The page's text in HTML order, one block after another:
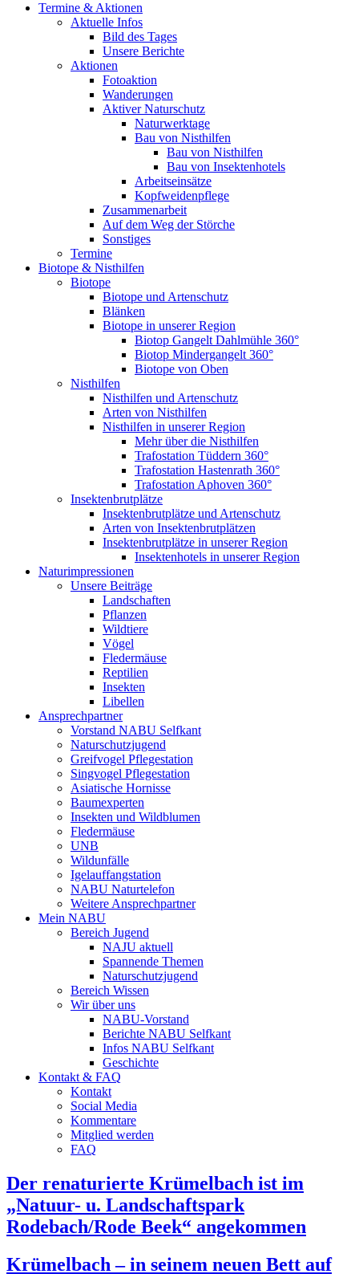
Termine & Aktionen
Aktuelle Infos
Bild des Tages
Unsere Berichte
Aktionen
Fotoaktion
Wanderungen
Aktiver Naturschutz
Naturwerktage
Bau von Nisthilfen
Bau von Nisthilfen
Bau von Insektenhotels
Arbeitseinsätze
Kopfweidenpflege
Zusammenarbeit
Auf dem Weg der Störche
Sonstiges
Termine
Biotope & Nisthilfen
Biotope
Biotope und Artenschutz
Blänken
Biotope in unserer Region
Biotop Gangelt Dahlmühle 360°
Biotop Mindergangelt 360°
Biotope von Oben
Nisthilfen
Nisthilfen und Artenschutz
Arten von Nisthilfen
Nisthilfen in unserer Region
Mehr über die Nisthilfen
Trafostation Tüddern 360°
Trafostation Hastenrath 360°
Trafostation Aphoven 360°
Insektenbrutplätze
Insektenbrutplätze und Artenschutz
Arten von Insektenbrutplätzen
Insektenbrutplätze in unserer Region
Insektenhotels in unserer Region
Naturimpressionen
Unsere Beiträge
Landschaften
Pflanzen
Wildtiere
Vögel
Fledermäuse
Reptilien
Insekten
Libellen
Ansprechpartner
Vorstand NABU Selfkant
Naturschutzjugend
Greifvogel Pflegestation
Singvogel Pflegestation
Asiatische Hornisse
Baumexperten
Insekten und Wildblumen
Fledermäuse
UNB
Wildunfälle
Igelauffangstation
NABU Naturtelefon
Weitere Ansprechpartner
Mein NABU
Bereich Jugend
NAJU aktuell
Spannende Themen
Naturschutzjugend
Bereich Wissen
Wir über uns
NABU-Vorstand
Berichte NABU Selfkant
Infos NABU Selfkant
Geschichte
Kontakt & FAQ
Kontakt
Social Media
Kommentare
Mitglied werden
FAQ
Der renaturierte Krümelbach ist im
„Natuur- u. Landschaftspark
Rodebach/Rode Beek“ angekommen
Krümelbach – in seinem neuen Bett auf